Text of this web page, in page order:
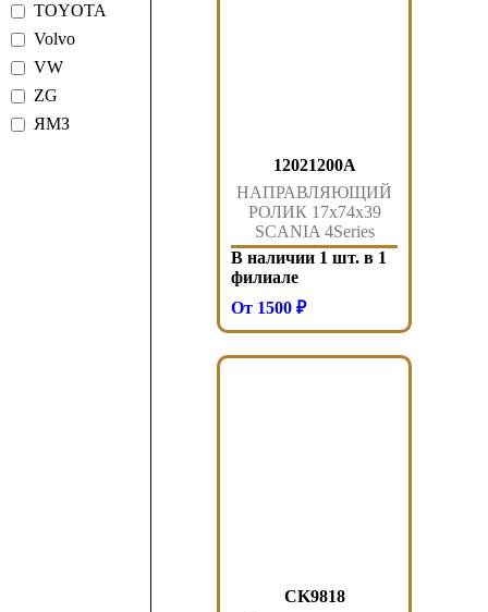
TOYOTA
Volvo
VW
ZG
ЯМЗ
12021200A
НАПРАВЛЯЮЩИЙ
РОЛИК 17x74x39
SCANIA 4Series
DSC11/OSC11
В наличии 1 шт. в 1
филиале
От 1500 ₽
CK9818